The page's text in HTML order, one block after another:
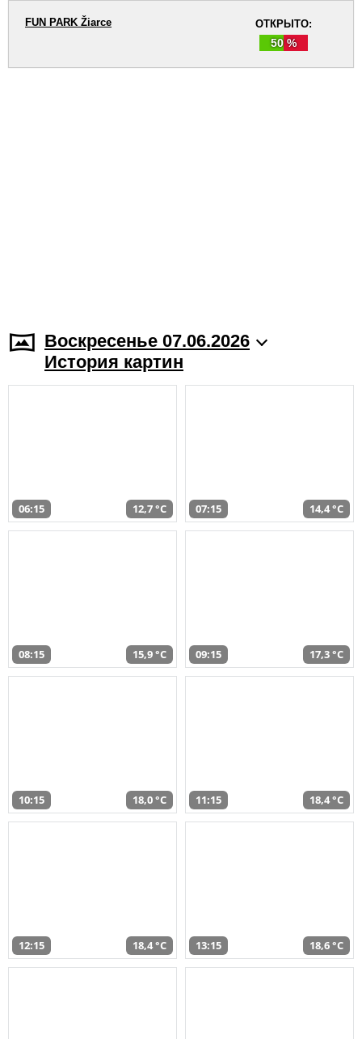
ОТКРЫТО:
50 %
FUN PARK Žiarce
Воскресенье 07.06.2026
История картин
06:15 12,7 °C 07:15 14,4 °C
08:15 15,9 °C 09:15 17,3 °C
10:15 18,0 °C 11:15 18,4 °C
12:15 18,4 °C 13:15 18,6 °C